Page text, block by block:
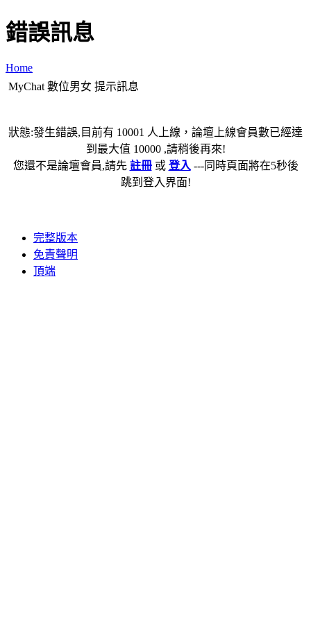
錯誤訊息
Home
MyChat 數位男女 提示訊息
狀態:發生錯誤,目前有 10001 人上線，論壇上線會員數已經達
到最大值 10000 ,請稍後再來!
您還不是論壇會員,請先 註冊或 登入 ---同時頁面將在5秒後
跳到登入界面!
完整版本
免責聲明
頂端